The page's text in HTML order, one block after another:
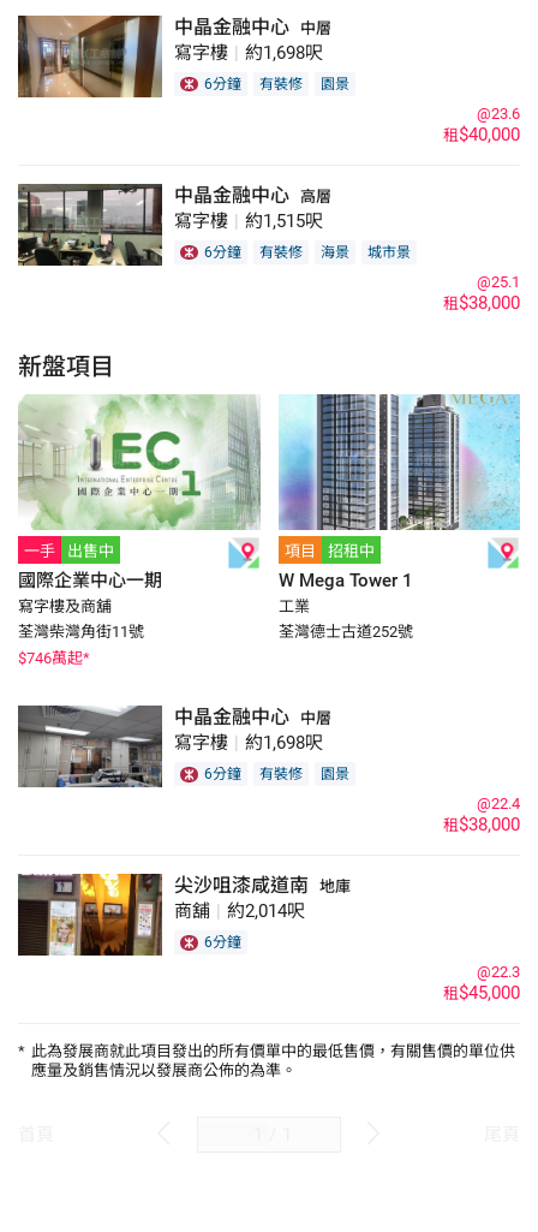
中晶金融中心 中層
寫字樓 | 約1,698呎
6分鐘 有裝修 園景
租$40,000
@23.6
中晶金融中心 高層
寫字樓 | 約1,515呎
6分鐘 有裝修 海景 城市景
租$38,000
@25.1
新盤項目
一手 出售中
國際企業中心一期
寫字樓及商舖
荃灣柴灣角街11號
$746萬起*
項目 招租中
W Mega Tower 1
工業
荃灣德士古道252號
中晶金融中心 中層
寫字樓 約1,698呎
6分鐘 有裝修 園景
租$38,000
@22.4
尖沙咀漆咸道南 地庫
商舖 約2,014呎
6分鐘
租$45,000
@22.3
* 此為發展商就此項目發出的所有價單中的最低售價，有關售價的單位供
應量及銷售情況以發展商公佈的為準。